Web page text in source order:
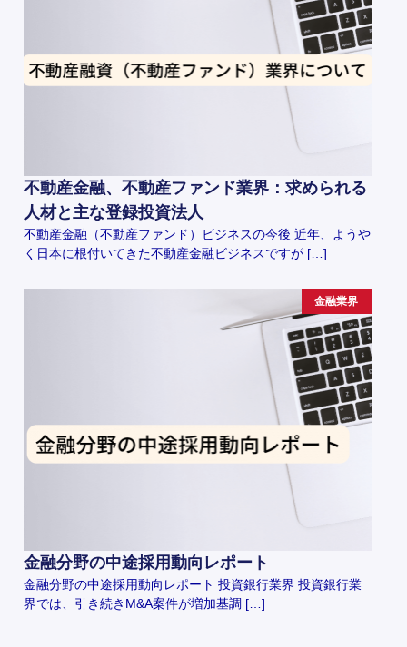
不動産金融、不動産ファンド業界：求められる
人材と主な登録投資法人
不動産金融（不動産ファンド）ビジネスの今後 近年、ようや
く日本に根付いてきた不動産金融ビジネスですが […]
金融業界
金融分野の中途採用動向レポート
金融分野の中途採用動向レポート 投資銀行業界 投資銀行業
界では、引き続きM&A案件が増加基調 […]